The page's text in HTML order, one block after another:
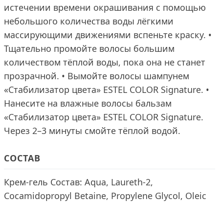
истечении времени окрашивания с помощью
небольшого количества воды лёгкими
массирующими движениями вспеньте краску. •
Тщательно промойте волосы большим
количеством тёплой воды, пока она не станет
прозрачной. • Вымойте волосы шампунем
«Стабилизатор цвета» ESTEL COLOR Signature. •
Нанесите на влажные волосы бальзам
«Стабилизатор цвета» ESTEL COLOR Signature.
Через 2–3 минуты смойте тёплой водой.
СОСТАВ
Крем-гель Состав: Aqua, Laureth-2,
Cocamidopropyl Betaine, Propylene Glycol, Oleic